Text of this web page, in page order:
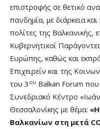
επιστροφής σε θετικό
πανδημία, με διάρκεια
πολίτες της Βαλκανικής,
Κυβερνητικοί
Ευρώπης, καθώς και
Επιχειρείν και της
του 3 ου Balkan Forum
Συνεδριακό Κέντρο
Θεσσαλονίκης με θέμα:
Βαλκανίων στη μετά